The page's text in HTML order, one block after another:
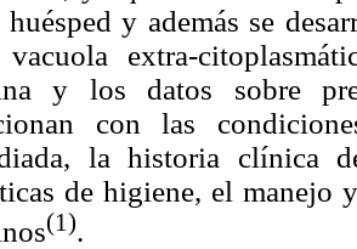
huésped y además se
extra-
y los datos sobre
con las
la historia clínica
de higiene, el manejo
(1).